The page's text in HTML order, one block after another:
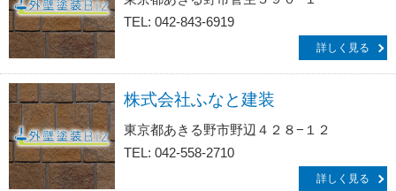
TEL: 042-843-6919
詳しく見る
株式会社ふなと建装
東京都あきる野市野辺４２８−１２
TEL: 042-558-2710
詳しく見る